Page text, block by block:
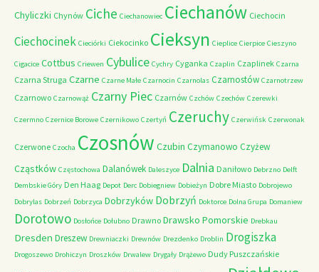
Chyliczki Chynów Ciche Ciechanowiec Ciechanów Ciechocin
Ciechocinek Cieciórki Ciekocinko Cieksyn Cieplice Cierpice Cieszyno
Cigacice Cottbus Criewen Cybulice Cychry Cyganka Czaplin Czaplinek Czarna
Czarna Struga Czarne Czarne Małe Czarnocin Czarnolas Czarnostów Czarnotrzew
Czarnowo Czarnowąż Czarny Piec Czarnów Czchów Czechów Czerewki
Czermno Czernice Borowe Czernikowo Czertyń Czeruchy Czerwińsk Czerwonak
Czerwone Czocha Czosnów Czubin Czymanowo Czyżew
Cząstków Częstochowa Dalanówek Daleszyce Dalnia Daniłowo Debrzno Delft
Dembskie Góry Den Haag Depot Derc Dobiegniew Dobieżyn Dobre Miasto Dobrojewo
Dobrylas Dobrzeń Dobrzyca Dobrzyków Dobrzyń Doktorce Dolna Grupa Domaniew
Dorotowo Dosłońce Dołubno Drawno Drawsko Pomorskie Drebkau
Dresden Dreszew Drewniaczki Drewnów Drezdenko Droblin Drogiszka
Drogoszewo Drohiczyn Droszków Drwalew Drygały Drążewo Dudy Puszczańskie